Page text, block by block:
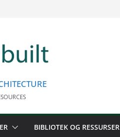
BIBLIOTEK OG RESSURSER